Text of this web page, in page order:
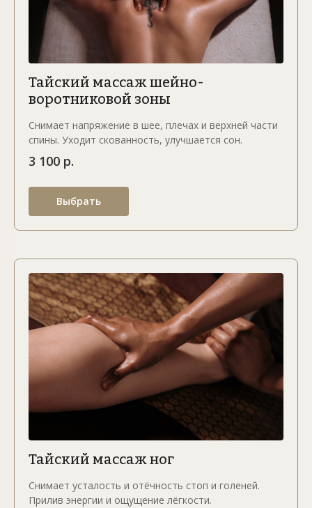
Тайский массаж шейно-
воротниковой зоны
Снимает напряжение в шее, плечах и верхней части
спины. Уходит скованность, улучшается сон.
3 100 р.
Выбрать
Тайский массаж ног
Снимает усталость и отёчность стоп и голеней.
Прилив энергии и ощущение лёгкости.